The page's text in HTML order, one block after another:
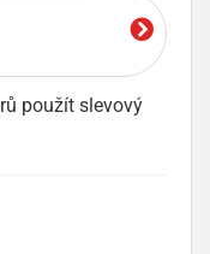
použít slevový